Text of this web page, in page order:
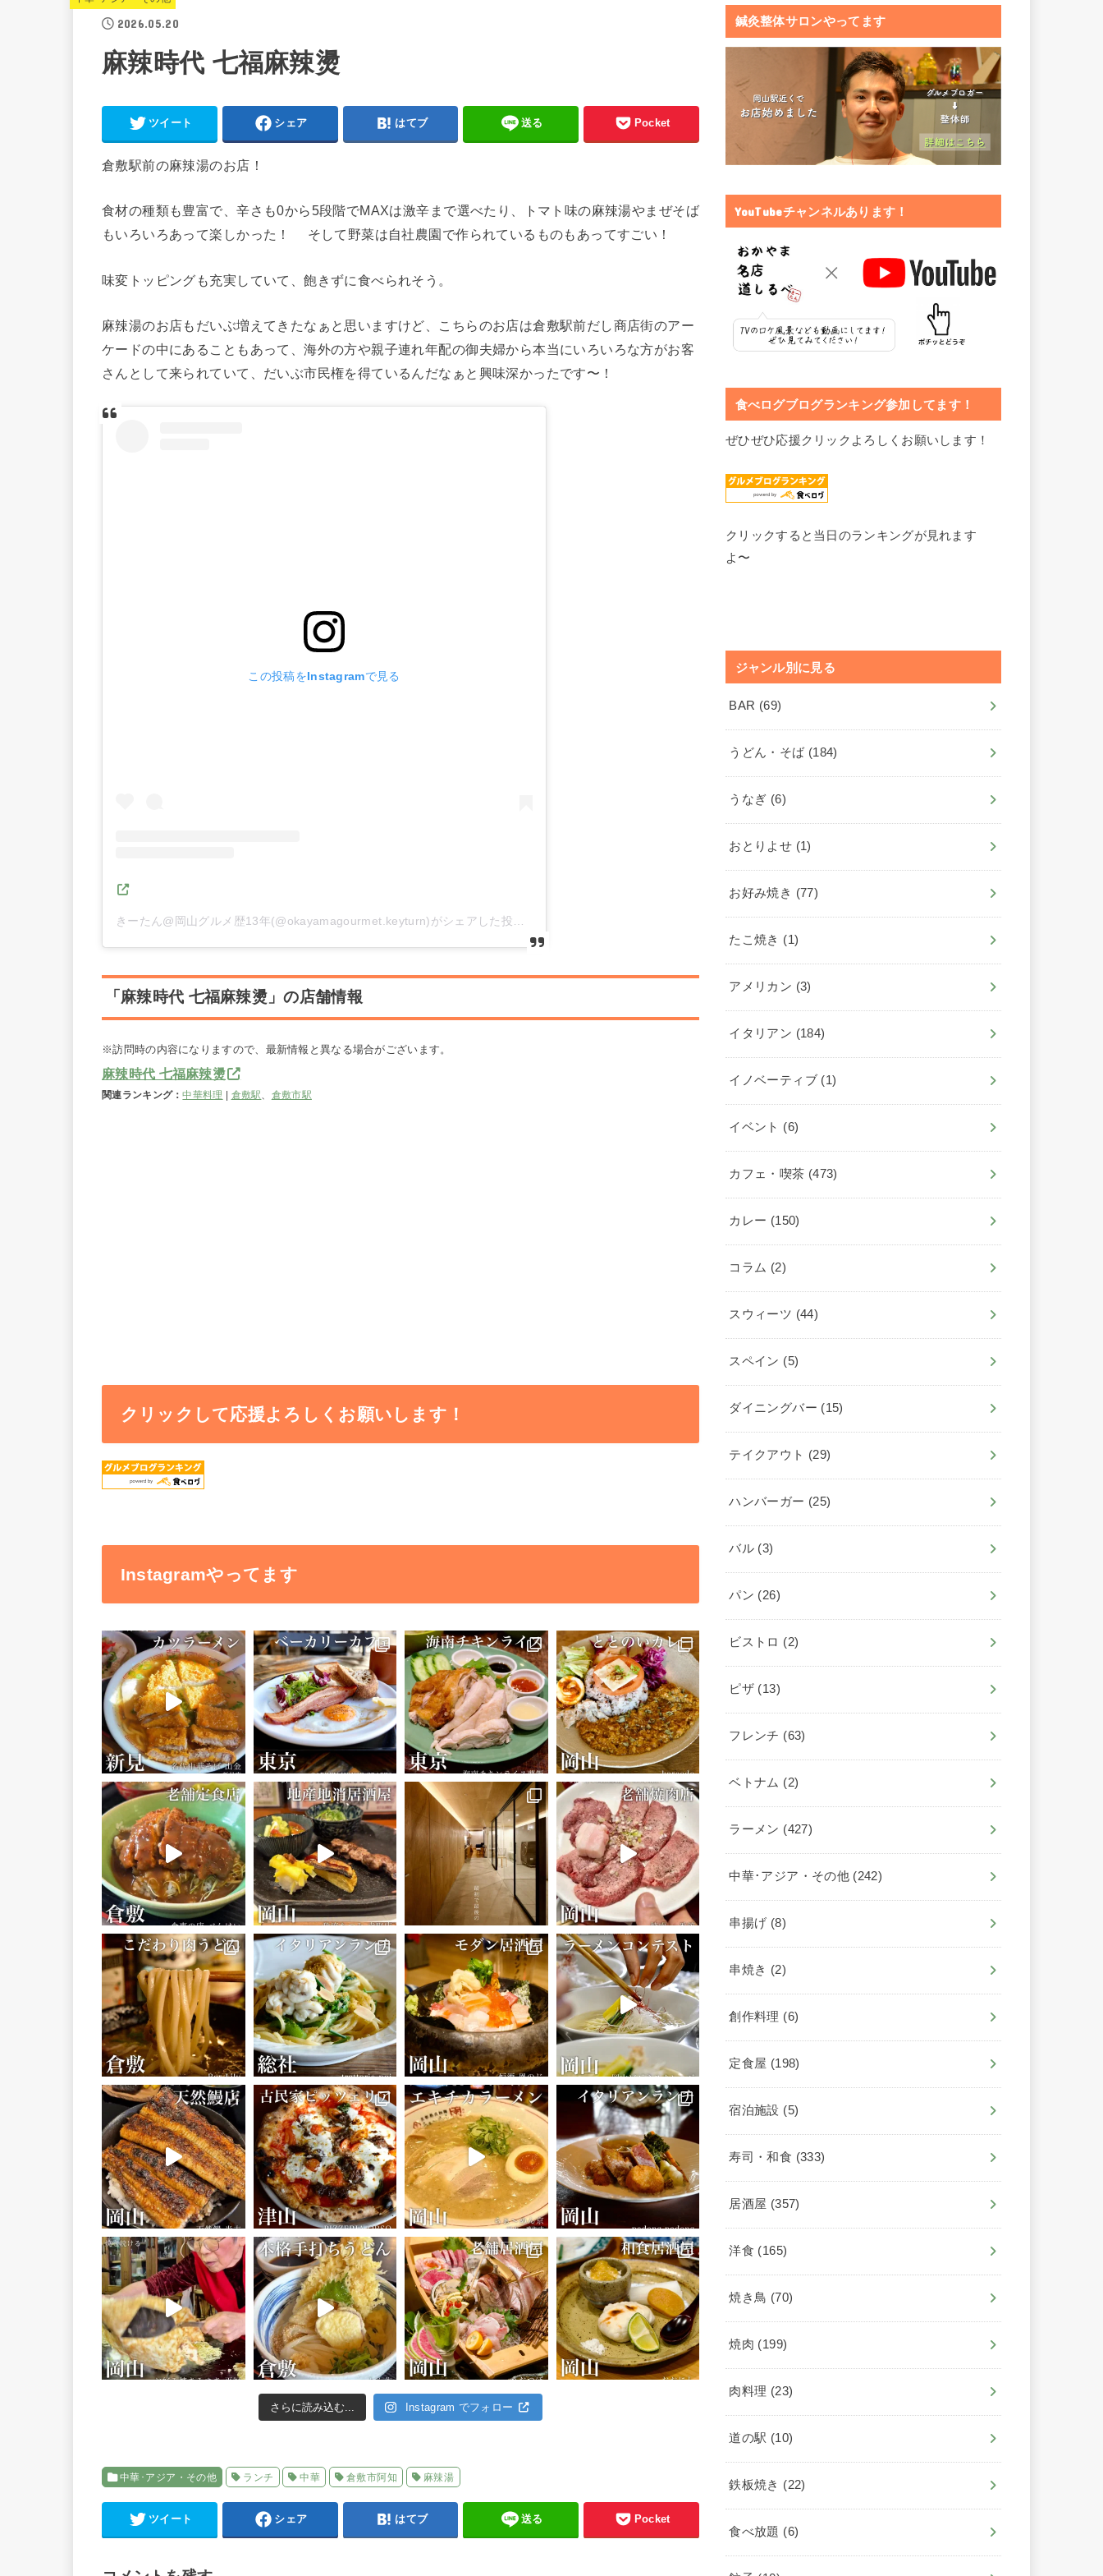
2026.05.20
麻辣時代 七福麻辣燙
ツイート シェア はてブ 送る Pocket
倉敷駅前の麻辣湯のお店！
食材の種類も豊富で、辛さも0から5段階でMAXは激辛まで選べたり、トマト味の麻辣湯やまぜそば
もいろいろあって楽しかった！ そして野菜は自社農園で作られているものもあってすごい！
味変トッピングも充実していて、飽きずに食べられそう。
麻辣湯のお店もだいぶ増えてきたなぁと思いますけど、こちらのお店は倉敷駅前だし商店街のアー
ケードの中にあることもあって、海外の方や親子連れ年配の御夫婦から本当にいろいろな方がお客
さんとして来られていて、だいぶ市民権を得ているんだなぁと興味深かったです〜！
この投稿をInstagramで見る
「麻辣時代 七福麻辣燙」の店舗情報
※訪問時の内容になりますので、最新情報と異なる場合がございます。
麻辣時代 七福麻辣燙
関連ランキング：中華料理 | 倉敷駅、 倉敷市駅
クリックして応援よろしくお願いします！
Instagramやってます
さらに読み込む... Instagram でフォロー
中華･アジア・その他 ランチ 中華 倉敷市阿知 麻辣湯
ツイート シェア はてブ 送る Pocket
鍼灸整体サロンやってます
YouTubeチャンネルあります！
食べログブログランキング参加してます！
ぜひぜひ応援クリックよろしくお願いします！
クリックすると当日のランキングが見れます
よ〜
ジャンル別に見る
BAR (69)
うどん・そば (184)
うなぎ (6)
おとりよせ (1)
お好み焼き (77)
たこ焼き (1)
アメリカン (3)
イタリアン (184)
イノベーティブ (1)
イベント (6)
カフェ・喫茶 (473)
カレー (150)
コラム (2)
スウィーツ (44)
スペイン (5)
ダイニングバー (15)
テイクアウト (29)
ハンバーガー (25)
バル (3)
パン (26)
ビストロ (2)
ピザ (13)
フレンチ (63)
ベトナム (2)
ラーメン (427)
中華･アジア・その他 (242)
串揚げ (8)
串焼き (2)
創作料理 (6)
定食屋 (198)
宿泊施設 (5)
寿司・和食 (333)
居酒屋 (357)
洋食 (165)
焼き鳥 (70)
焼肉 (199)
肉料理 (23)
道の駅 (10)
鉄板焼き (22)
食べ放題 (6)